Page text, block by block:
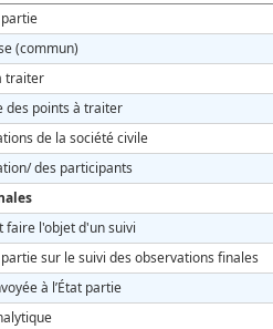
(commun)
traiter
des points à traiter
de la société civile
des participants
faire l'objet d'un suivi
sur le suivi des observations finales
à l’État partie